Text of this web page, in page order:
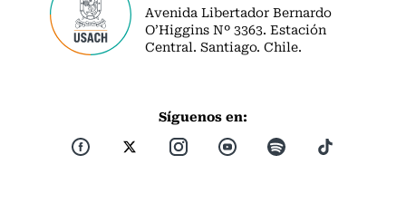
Avenida Libertador Bernardo
O’Higgins Nº 3363. Estación
Central. Santiago. Chile.
Síguenos en: